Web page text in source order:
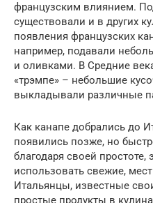
французским влиянием.
существовали и в других
появления французских
например, подавали
и оливками. В Средние
«трэмпе» – небольшие
выкладывали различные
Как канапе добрались до
появились позже, но
благодаря своей
использовать свежие,
Итальянцы, известные
простые продукты в